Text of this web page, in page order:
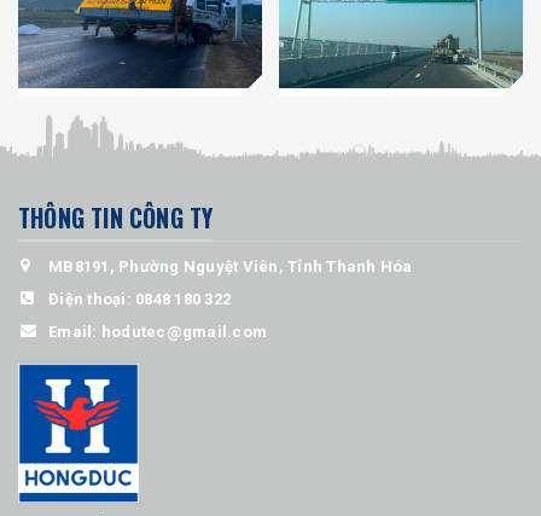
THÔNG TIN CÔNG TY
MB8191, Phường Nguyệt Viên, Tỉnh Thanh Hóa
Điện thoại: 0848 180 322
Email: hodutec@gmail.com